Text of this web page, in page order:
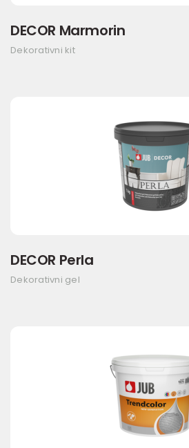
DECOR Marmorin
Dekorativni kit
DECOR Perla
Dekorativni gel